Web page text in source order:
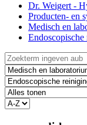
Dr. Weigert -
Producten- en
Medisch en